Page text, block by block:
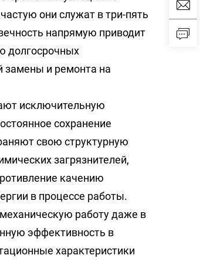
они служат в три-пять
напрямую приводит
долгосрочных
замены и ремонта на
исключительную
сохранение
свою структурную
загрязнителей,
качению
в процессе работы.
работу даже в
эффективность в
характеристики